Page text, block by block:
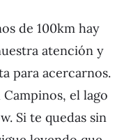
de 100km hay
atención y
para acercarnos.
el lago
Si te quedas sin